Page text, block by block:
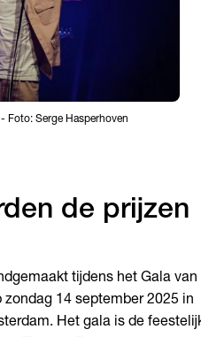
- Foto: Serge Hasperhoven
de prijzen
tijdens het Gala van
14 september 2025 in
Het gala is de